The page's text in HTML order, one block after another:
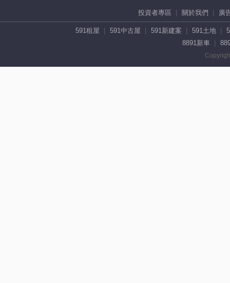
投資者專區 關於我們 廣
591租屋 591中古屋 591新建案 591土地
8891新車